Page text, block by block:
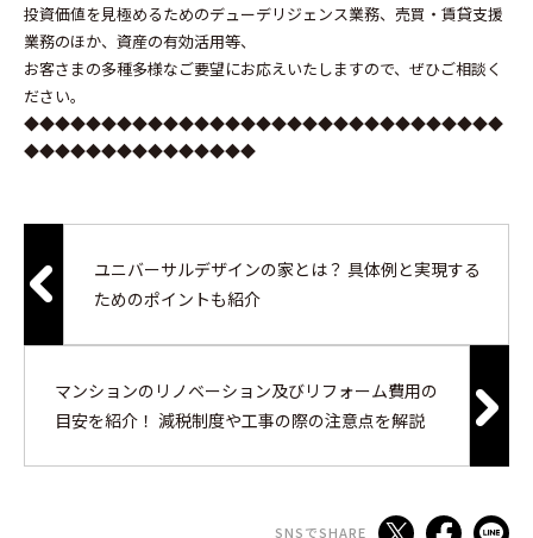
投資価値を見極めるためのデューデリジェンス業務、売買・賃貸⽀援
業務のほか、資産の有効活用等、
お客さまの多種多様なご要望にお応えいたしますので、ぜひご相談く
ださい。
◆◆◆◆◆◆◆◆◆◆◆◆◆◆◆◆◆◆◆◆◆◆◆◆◆◆◆◆◆◆◆
◆◆◆◆◆◆◆◆◆◆◆◆◆◆◆
ユニバーサルデザインの家とは？ 具体例と実現する
ためのポイントも紹介
マンションのリノベーション及びリフォーム費用の
目安を紹介！ 減税制度や工事の際の注意点を解説
SNSでSHARE